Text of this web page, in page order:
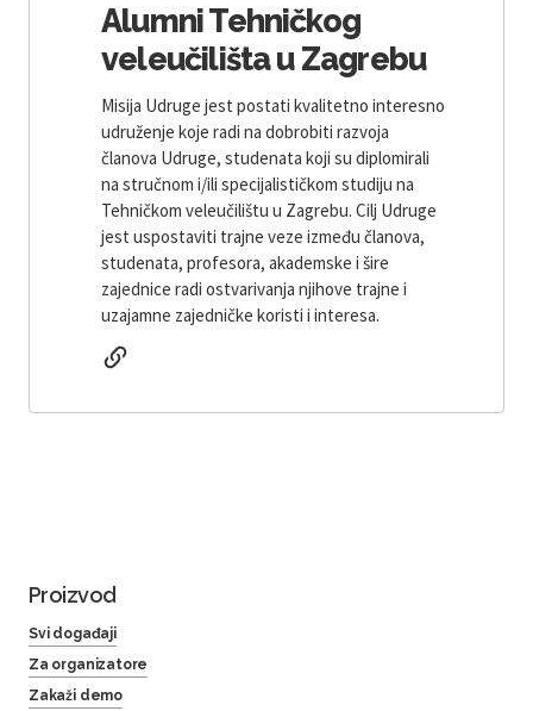
Alumni Tehničkog
veleučilišta u Zagrebu
Misija Udruge jest postati kvalitetno interesno
udruženje koje radi na dobrobiti razvoja
članova Udruge, studenata koji su diplomirali
na stručnom i/ili specijalističkom studiju na
Tehničkom veleučilištu u Zagrebu. Cilj Udruge
jest uspostaviti trajne veze između članova,
studenata, profesora, akademske i šire
zajednice radi ostvarivanja njihove trajne i
uzajamne zajedničke koristi i interesa.
Proizvod
Svi događaji
Za organizatore
Zakaži demo